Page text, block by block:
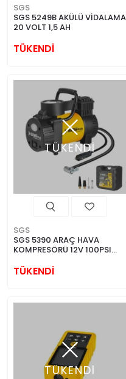
SGS
SGS 5249B AKÜLÜ VİDALAMA
20 VOLT 1,5 AH
TÜKENDİ
TÜKENDİ
SGS
SGS 5390 ARAÇ HAVA
KOMPRESÖRÜ 12V 100PSI
TÜKENDİ
TÜKENDİ